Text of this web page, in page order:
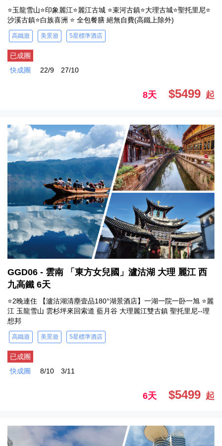
⭐玉龍雪山⭐印象麗江⭐麗江古城 ⭐束河古鎮⭐大理古城⭐聖托里尼⭐
沙溪古鎮⭐白族喜洲 ⭐ 全包餐膳 絕無自費(高鐵上除外)
高鐵遊 美景遊 5星標準酒店
已成團
快成團
22/9 27/10
8天 $5499 起
GGD06 - 雲南 「東方女兒國」瀘沽湖 大理 麗江 西
九高鐵 6天
⭐2晚連住 【瀘沽湖清塵壹品180°湖景酒店】一湖一院一卧一旭 ⭐麗
江 玉龍雪山 雲杉坪來回索道 藍月谷 大理麗江雙古鎮 聖托里尼--理
想邦
高鐵遊 美景遊 5星標準酒店
已成團
快成團
8/10 3/11
6天 $5499 起